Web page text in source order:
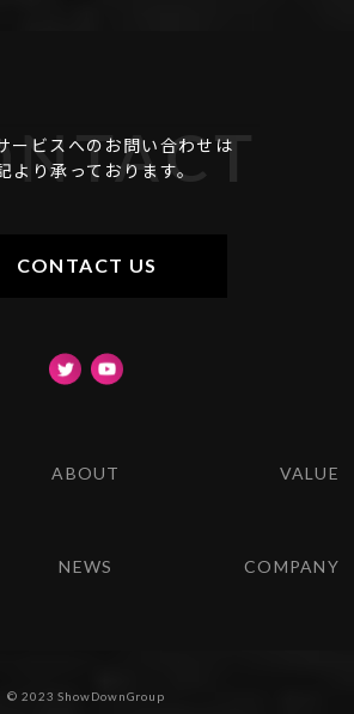
ービスへのお問い合わせは
より承っております。
CONTACT US
ABOUT VALUE
NEWS COMPANY
©︎ 2023 ShowDownGroup